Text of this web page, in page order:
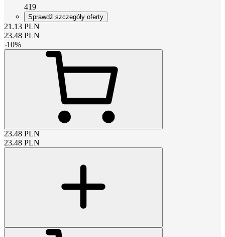
419
Sprawdź szczegóły oferty
21.13 PLN
23.48 PLN
-10%
23.48 PLN
23.48 PLN